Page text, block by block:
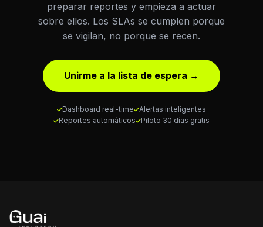
preparar reportes y empieza a actuar
sobre ellos. Los SLAs se cumplen porque
se vigilan, no porque se recen.
Unirme a la lista de espera →
Dashboard real-time
Alertas inteligentes
Reportes automáticos
Piloto 30 días gratis